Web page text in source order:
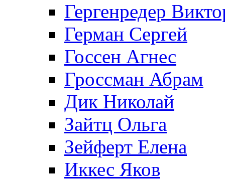
Гергенредер
Герман Сергей
Госсен Агнес
Гроссман Абрам
Дик Николай
Зайтц Ольга
Зейферт Елена
Иккес Яков